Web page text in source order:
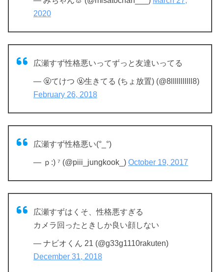
2020
広瀬すず性格悪いってずっと友達いってる
— 🤬てけつ 🤬生きてる (ちょ放置) (@8lllllllllll8)
February 26, 2018
広瀬すず性格悪い(°_°)
— ｐ:) ⁷ (@piii_jungkook_) October 19, 2017
広瀬すずはくそ、性格悪すぎる
カメラ回ったときしか良い顔しない
— ナビオくん 21 (@g33g1110rakuten)
December 31, 2018